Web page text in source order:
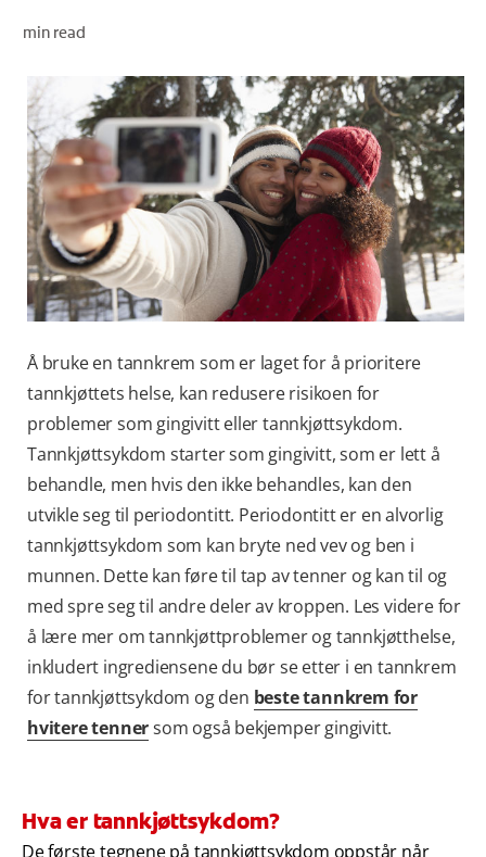
FOR FAGFOLK
NO (NB)
REGISTRER DEG
min read
Å bruke en tannkrem som er laget for å prioritere
tannkjøttets helse, kan redusere risikoen for
problemer som gingivitt eller tannkjøttsykdom.
Tannkjøttsykdom starter som gingivitt, som er lett å
behandle, men hvis den ikke behandles, kan den
utvikle seg til periodontitt. Periodontitt er en alvorlig
tannkjøttsykdom som kan bryte ned vev og ben i
munnen. Dette kan føre til tap av tenner og kan til og
med spre seg til andre deler av kroppen. Les videre for
å lære mer om tannkjøttproblemer og tannkjøtthelse,
inkludert ingrediensene du bør se etter i en tannkrem
for tannkjøttsykdom og den beste tannkrem for
hvitere tennersom også bekjemper gingivitt.
Hva er tannkjøttsykdom?
De første tegnene på tannkjøttsykdom oppstår når